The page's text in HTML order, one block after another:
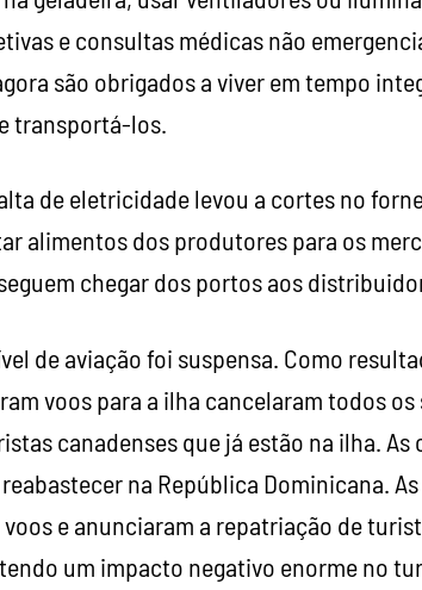
e consultas médicas não
são obrigados a viver em tempo
transportá-los.
de eletricidade levou a cortes no
alimentos dos produtores para os
chegar dos portos aos
de aviação foi suspensa. Como
voos para a ilha cancelaram todos
canadenses que já estão na ilha.
na República Dominicana.
e anunciaram a repatriação de
um impacto negativo enorme no